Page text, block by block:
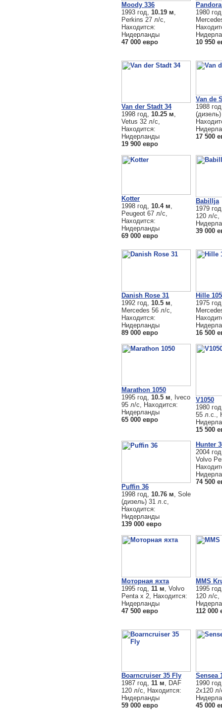
Moody 336
1993 год, 10.19 м
Perkins 27 л/с,
Находится:
Нидерланды
47 000 евро
1980
10 950
Van der Stadt 34
1998 год, 10.25 м
Vetus 32 л/с,
Находится:
Нидерланды
19 900 евро
Van de
1988
17 500
Kotter
1998 год, 10.4 м
Peugeot 67 л/с,
Находится:
Нидерланды
69 000 евро
Babillja
1979
120 л/с,
39 000
Danish Rose 31
1992 год, 10.5 м
Mercedes 56 л/с,
Находится:
Нидерланды
89 000 евро
Hille
1975
16 500
Marathon 1050
1995 год, 10.5 м , Iveco
95 л/с, Находится:
Нидерланды
65 000 евро
V1050
1980
55 л.с.,
15 500
Puffin 36
1998 год, 10.76 м , Sole
(дизель) 31 л.с,
Находится:
Нидерланды
139 000 евро
Hunter
2004
Volvo
74 500
Моторная яхта
1995 год, 11 м , Volvo
Penta x 2, Находится:
Нидерланды
47 500 евро
MMS
1995
120 л/с,
112 000
Boarncruiser 35 Fly
1987 год, 11 м , DAF
120 л/с, Находится:
Нидерланды
59 000 евро
Sensea
1990
2x120
45 000